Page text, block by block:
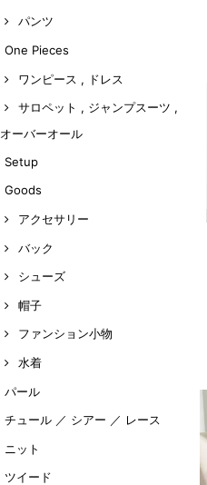
パンツ
One Pieces
ワンピース , ドレス
サロペット , ジャンプスーツ ,
オーバーオール
Setup
Goods
アクセサリー
バック
シューズ
帽子
ファンション小物
水着
パール
チュール ／ シアー ／ レース
ニット
ツイード